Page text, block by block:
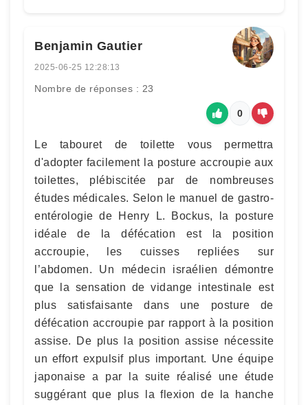
Benjamin Gautier
2025-06-25 12:28:13
Nombre de réponses : 23
0
Le tabouret de toilette vous permettra
d'adopter facilement la posture accroupie aux
toilettes, plébiscitée par de nombreuses
études médicales. Selon le manuel de gastro-
entérologie de Henry L. Bockus, la posture
idéale de la défécation est la position
accroupie, les cuisses repliées sur
l’abdomen. Un médecin israélien démontre
que la sensation de vidange intestinale est
plus satisfaisante dans une posture de
défécation accroupie par rapport à la position
assise. De plus la position assise nécessite
un effort expulsif plus important. Une équipe
japonaise a par la suite réalisé une étude
suggérant que plus la flexion de la hanche